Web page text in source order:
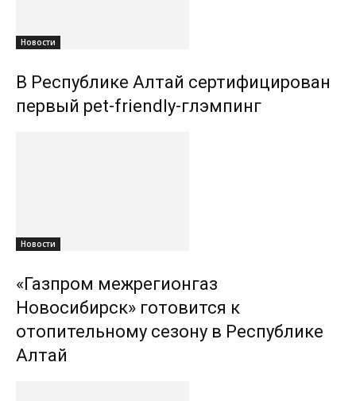
Новости
В Республике Алтай сертифицирован
первый pet-friendly-глэмпинг
Новости
«Газпром межрегионгаз
Новосибирск» готовится к
отопительному сезону в Республике
Алтай